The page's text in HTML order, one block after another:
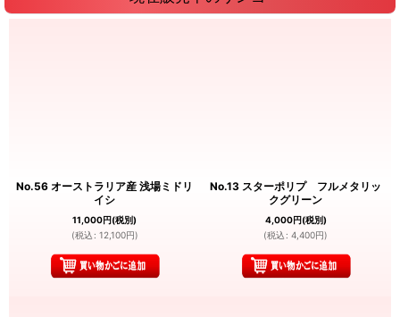
No.56 オーストラリア産 浅場ミドリ
イシ
11,000円(税別)
(税込 : 12,100円)
No.13 スターポリプ フルメタリッ
クグリーン
4,000円(税別)
(税込 : 4,400円)